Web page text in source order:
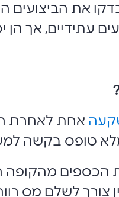
את הביצועים
עתידיים, אך
?
אחת לאחרת
טופס בקשה
מהקופה
צורך לשלם מס